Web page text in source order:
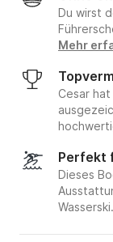
Du wirst
Mehr
Cesar
Perfekt
Dieses